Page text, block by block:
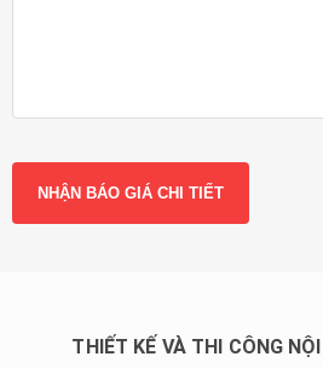
THIẾT KẾ VÀ THI CÔNG